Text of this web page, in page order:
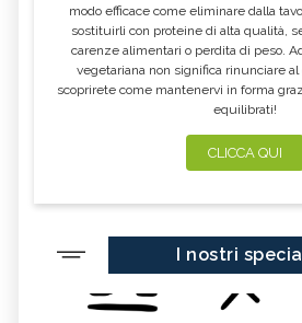
modo efficace come eliminare dalla
sostituirli con proteine di alta qualità,
carenze alimentari o perdita di peso.
vegetariana non significa rinunciare al
scoprirete come mantenervi in forma
equilibrati!
CLICCA QUI
I nostri